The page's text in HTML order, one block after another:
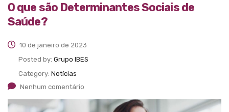
O que são Determinantes Sociais de
Saúde?
10 de janeiro de 2023
Posted by: Grupo IBES
Category: Notícias
Nenhum comentário